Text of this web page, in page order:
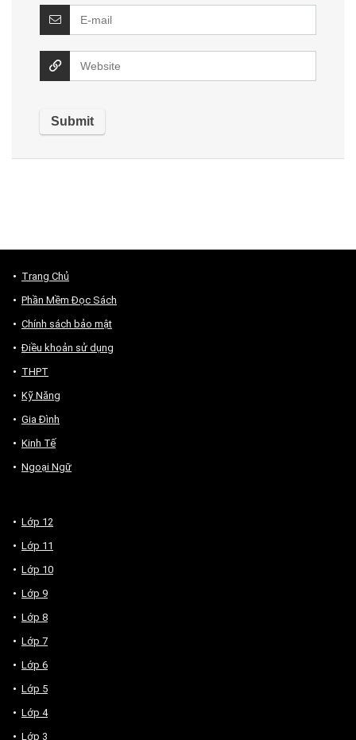
Trang Chủ
Phần Mềm Đọc Sách
Chính sách bảo mật
Điều khoản sử dụng
THPT
Kỹ Năng
Gia Đình
Kinh Tế
Ngoại Ngữ
Lớp 12
Lớp 11
Lớp 10
Lớp 9
Lớp 8
Lớp 7
Lớp 6
Lớp 5
Lớp 4
Lớp 3